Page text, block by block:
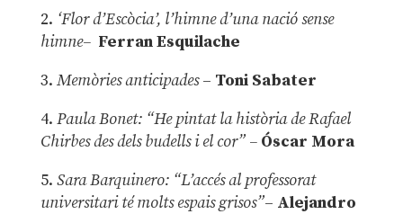
2. ‘Flor d’Escòcia’, l’himne d’una nació sense
himne– Ferran Esquilache
3. Memòries anticipades– Toni Sabater
4. Paula Bonet: “He pintat la història de Rafael
Chirbes des dels budells i el cor” –Óscar Mora
5. Sara Barquinero: “L’accés al professorat
universitari té molts espais grisos”– Alejandro